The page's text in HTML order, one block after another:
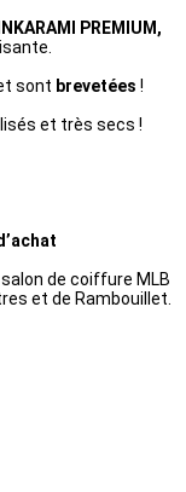
PREMIUM,
sont brevetées !
et très secs !
de coiffure MLB
et de Rambouillet.